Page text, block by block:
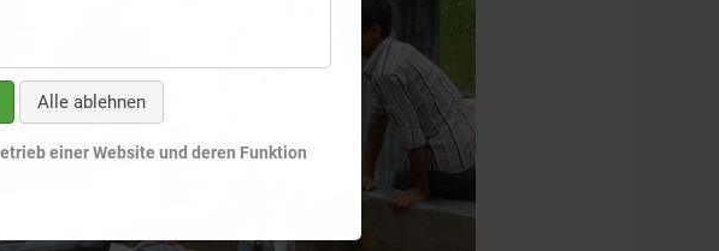
Alle ablehnen
einer Website und deren Funktion